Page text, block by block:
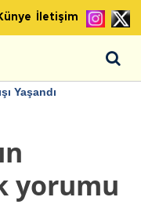
İletişim
Yaşandı
yorumu